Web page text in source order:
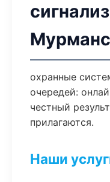
охранные
очередей:
честный
прилагаются.
Наши